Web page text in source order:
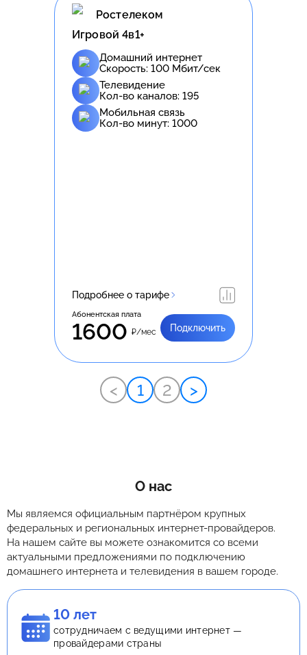
Ростелеком
Игровой 4в1+
Домашний интернет
Скорость: 100 Мбит/сек
Телевидение
Кол-во каналов: 195
Мобильная связь
Кол-во минут: 1000
Подробнее о тарифе
Абонентская плата
1600 ₽/мес Подключить
< 1 2 >
О нас
Мы являемся официальным партнёром крупных
федеральных и региональных интернет-провайдеров.
На нашем сайте вы можете ознакомится со всеми
актуальными предложениями по подключению
домашнего интернета и телевидения в вашем городе.
10 лет
сотрудничаем с ведущими интернет —
провайдерами страны